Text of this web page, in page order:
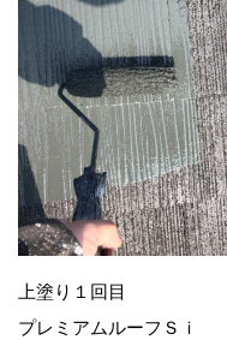
上塗り１回目
プレミアムルーフＳｉ